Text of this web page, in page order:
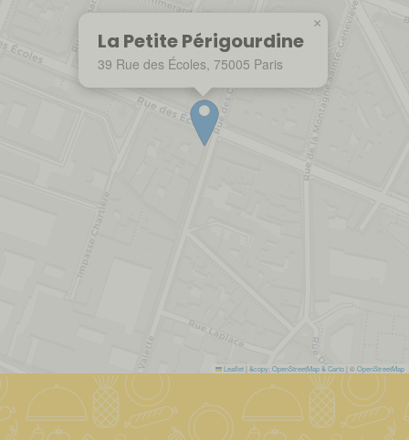
La Petite Périgourdine
39 Rue des Écoles, 75005 Paris
×
Leaflet &copy; OpenStreetMap & Carto | ©OpenStreetMap